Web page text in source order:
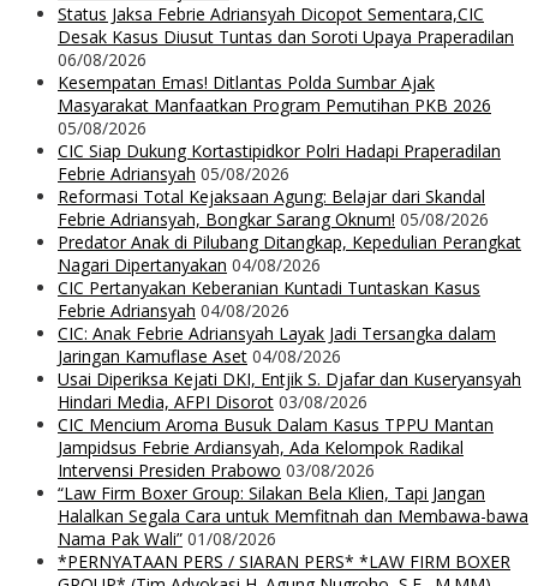
Status Jaksa Febrie Adriansyah Dicopot Sementara,CIC
Desak Kasus Diusut Tuntas dan Soroti Upaya Praperadilan
06/08/2026
Kesempatan Emas! Ditlantas Polda Sumbar Ajak
Masyarakat Manfaatkan Program Pemutihan PKB 2026
05/08/2026
CIC Siap Dukung Kortastipidkor Polri Hadapi Praperadilan
Febrie Adriansyah 05/08/2026
Reformasi Total Kejaksaan Agung: Belajar dari Skandal
Febrie Adriansyah, Bongkar Sarang Oknum! 05/08/2026
Predator Anak di Pilubang Ditangkap, Kepedulian Perangkat
Nagari Dipertanyakan 04/08/2026
CIC Pertanyakan Keberanian Kuntadi Tuntaskan Kasus
Febrie Adriansyah 04/08/2026
CIC: Anak Febrie Adriansyah Layak Jadi Tersangka dalam
Jaringan Kamuflase Aset 04/08/2026
Usai Diperiksa Kejati DKI, Entjik S. Djafar dan Kuseryansyah
Hindari Media, AFPI Disorot 03/08/2026
CIC Mencium Aroma Busuk Dalam Kasus TPPU Mantan
Jampidsus Febrie Ardiansyah, Ada Kelompok Radikal
Intervensi Presiden Prabowo 03/08/2026
“Law Firm Boxer Group: Silakan Bela Klien, Tapi Jangan
Halalkan Segala Cara untuk Memfitnah dan Membawa-bawa
Nama Pak Wali” 01/08/2026
*PERNYATAAN PERS / SIARAN PERS* *LAW FIRM BOXER